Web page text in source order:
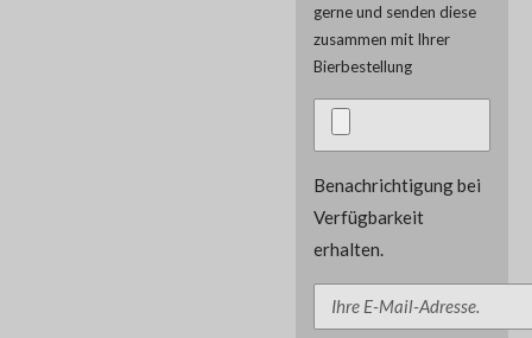
gerne und senden diese
zusammen mit Ihrer
Bierbestellung
Benachrichtigung bei
Verfügbarkeit
erhalten.